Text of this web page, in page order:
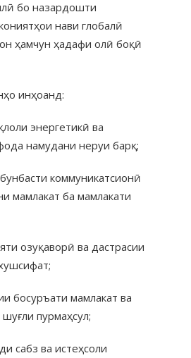
бо назардошти
нави глобалӣ
ҳамчун ҳадафи олӣ боқӣ
инҳоанд:
энергетикӣ ва
намудани неруи барқ;
коммуникатсионӣ
мамлакат ба мамлакати
озуқаворӣ ва дастрасии
босуръати мамлакат ва
пурмаҳсул;
сабз ва истеҳсоли